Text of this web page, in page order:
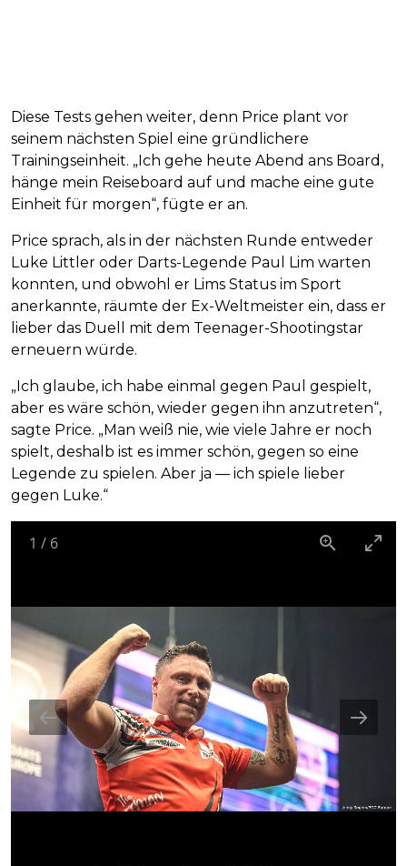
Diese Tests gehen weiter, denn Price plant vor
seinem nächsten Spiel eine gründlichere
Trainingseinheit. „Ich gehe heute Abend ans Board,
hänge mein Reiseboard auf und mache eine gute
Einheit für morgen“, fügte er an.
Price sprach, als in der nächsten Runde entweder
Luke Littler oder Darts-Legende Paul Lim warten
konnten, und obwohl er Lims Status im Sport
anerkannte, räumte der Ex-Weltmeister ein, dass er
lieber das Duell mit dem Teenager-Shootingstar
erneuern würde.
„Ich glaube, ich habe einmal gegen Paul gespielt,
aber es wäre schön, wieder gegen ihn anzutreten“,
sagte Price. „Man weiß nie, wie viele Jahre er noch
spielt, deshalb ist es immer schön, gegen so eine
Legende zu spielen. Aber ja — ich spiele lieber
gegen Luke.“
1 / 6